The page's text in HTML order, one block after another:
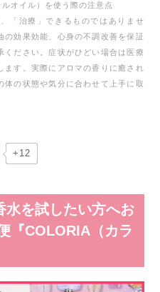
オイル）を使う際の注意点
「治療」できるものではありませ
の効果効能、心身の不調改善を保証
ください。症状がひどい場合は医療
す。 実際にアロマの香りに癒され
体の状態や気分に合わせて上手に取
+12
水を試したい方へお
『COLORIA（カラ